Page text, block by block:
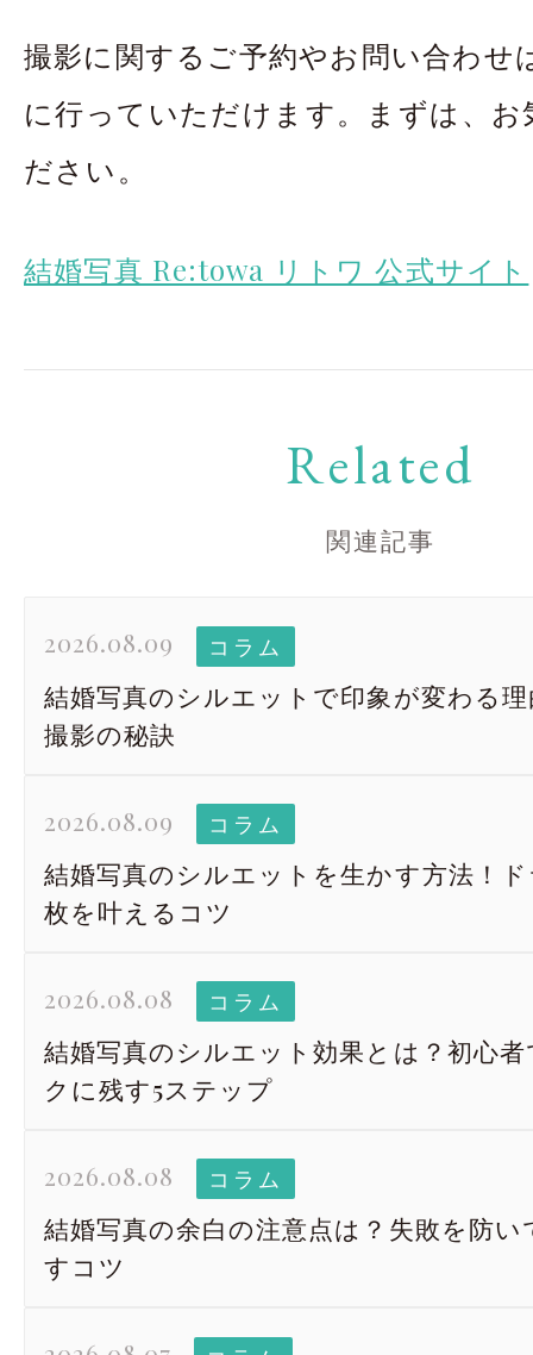
撮影に関するご予約やお問い合わせ
に行っていただけます。まずは、お
ださい。
結婚写真 Re:towa リトワ 公式サイト
Related
関連記事
2026.08.09 コラム
結婚写真のシルエットで印象が変わる
撮影の秘訣
2026.08.09 コラム
結婚写真のシルエットを生かす方法！
枚を叶えるコツ
2026.08.08 コラム
結婚写真のシルエット効果とは？初心
クに残す5ステップ
2026.08.08 コラム
結婚写真の余白の注意点は？失敗を防
すコツ